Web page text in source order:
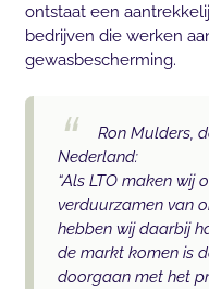
ontstaat een
bedrijven die werken
gewasbescherming.
Ron Mulders,
Nederland:
“Als LTO maken wij
verduurzamen van
hebben wij daarbij
de markt komen is
doorgaan met het